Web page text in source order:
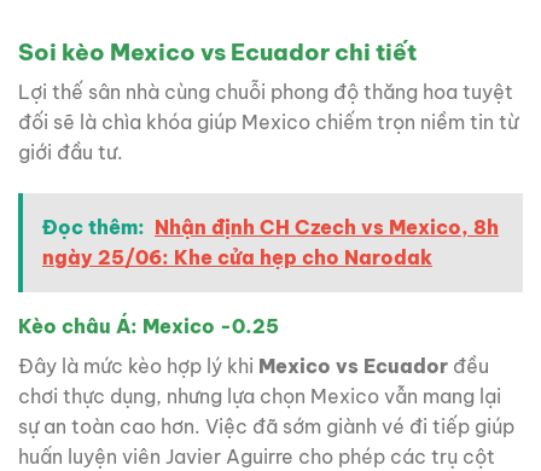
Soi kèo Mexico vs Ecuador chi tiết
Lợi thế sân nhà cùng chuỗi phong độ thăng hoa tuyệt
đối sẽ là chìa khóa giúp Mexico chiếm trọn niềm tin từ
giới đầu tư.
Đọc thêm: Nhận định CH Czech vs Mexico, 8h
ngày 25/06: Khe cửa hẹp cho Narodak
Kèo châu Á: Mexico -0.25
Đây là mức kèo hợp lý khi Mexico vs Ecuador đều
chơi thực dụng, nhưng lựa chọn Mexico vẫn mang lại
sự an toàn cao hơn. Việc đã sớm giành vé đi tiếp giúp
huấn luyện viên Javier Aguirre cho phép các trụ cột